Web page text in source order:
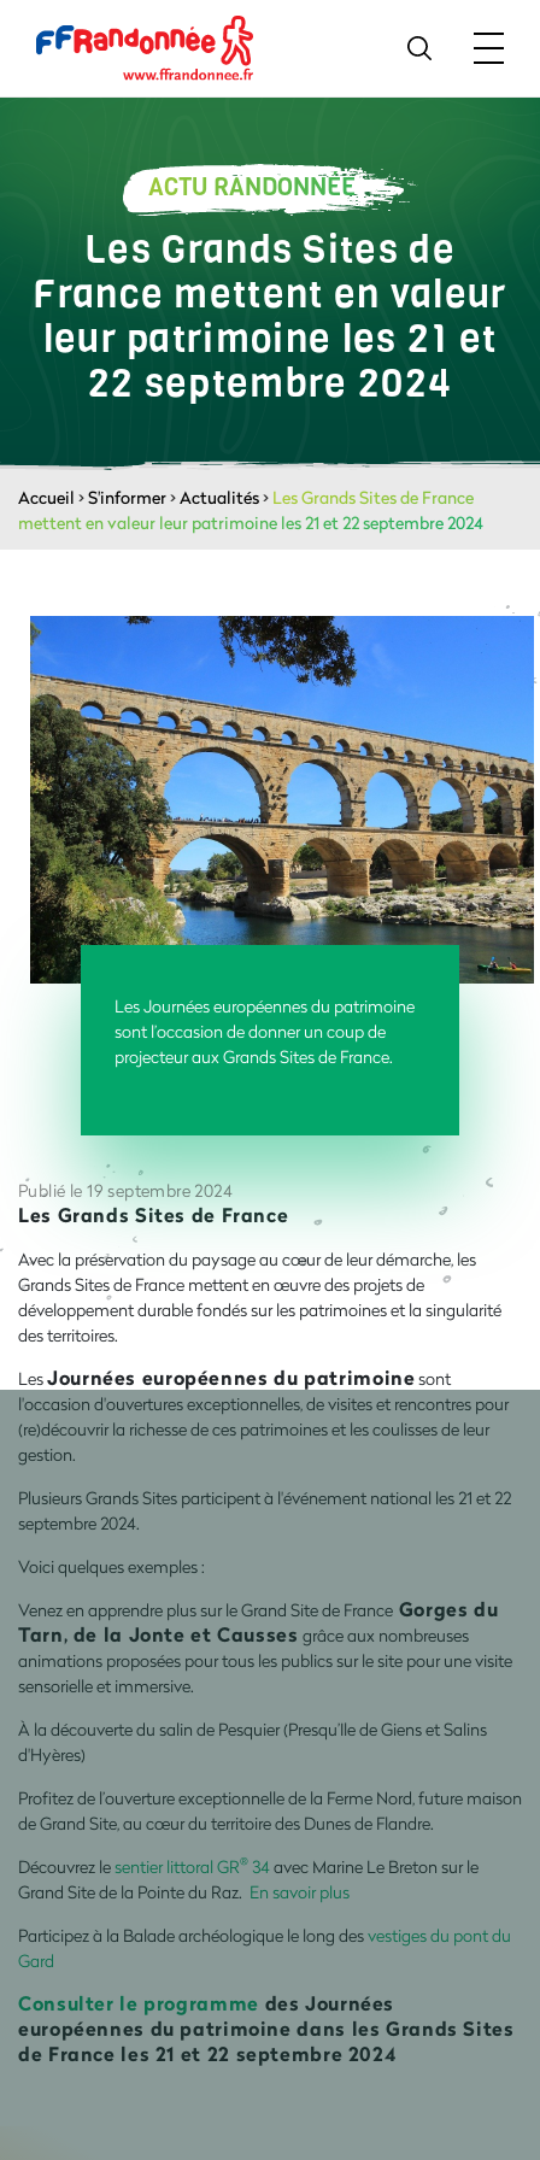
ACTU RANDONNÉE
Les Grands Sites de
France mettent en valeur
leur patrimoine les 21 et
22 septembre 2024
Accueil >S'informer>Actualités> Les Grands Sites de France
mettent en valeur leur patrimoine les 21 et 22 septembre 2024
Les Journées européennes du patrimoine
sont l’occasion de donner un coup de
projecteur aux Grands Sites de France.
Publié le 19 septembre 2024
Les Grands Sites de France
Avec la préservation du paysage au cœur de leur démarche, les
Grands Sites de France mettent en œuvre des projets de
développement durable fondés sur les patrimoines et la singularité
des territoires.
LesJournées européennes du patrimoinesont
l'occasion d'ouvertures exceptionnelles, de visites et rencontres pour
(re)découvrir la richesse de ces patrimoines et les coulisses de leur
gestion.
Plusieurs Grands Sites participent à l'événement national les 21 et 22
septembre 2024.
Voici quelques exemples :
Venez en apprendre plus sur leGrand Site de France Gorges du
Tarn, de la Jonte et Causses grâce aux nombreuses
animations proposées pour tous les publics sur le site pour une visite
sensorielle et immersive.
À la découverte du salin de Pesquier (Presqu’Ile de Giens et Salins
d'Hyères)
Profitez de l’ouverture exceptionnelle de la Ferme Nord, future maison
de Grand Site, au cœur du territoire des Dunes de Flandre.
Découvrez lesentier littoral GR® 34avec Marine Le Breton sur le
Grand Site de la Pointe du Raz. En savoir plus
Participez à la Balade archéologique le long desvestiges du pont du
Gard
Consulter le programme des Journées
européennes du patrimoine dans les Grands Sites
de France les 21 et 22 septembre 2024